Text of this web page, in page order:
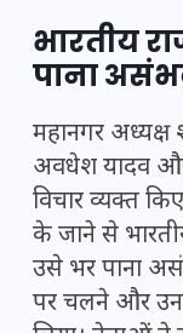
भारतीय
पाना
महानगर अध्यक्ष
अवधेश यादव और
विचार व्यक्त
के जाने से
उसे भर पाना
पर चलने और